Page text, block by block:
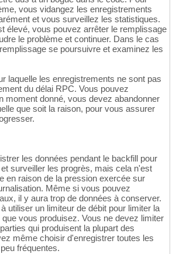
vous vidangez les enregistrements
et vous surveillez les statistiques.
élevé, vous pouvez arrêter le remplissage
le problème et continuer. Dans le cas
se poursuivre et examinez les
laquelle les enregistrements ne sont pas
du délai RPC. Vous pouvez
moment donné, vous devez abandonner
que soit la raison, pour vous assurer
les données pendant le backfill pour
surveiller les progrès, mais cela n'est
en raison de la pression exercée sur
Même si vous pouvez
il y aura trop de données à conserver.
utiliser un limiteur de débit pour limiter la
vous produisez. Vous ne devez limiter
qui produisent la plupart des
même choisir d'enregistrer toutes les
fréquentes.